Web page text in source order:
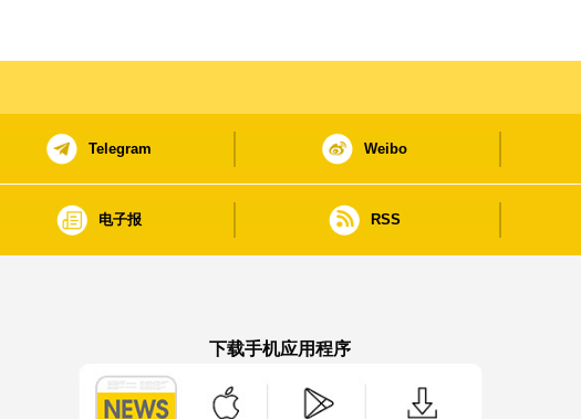
Telegram Weibo
电子报 RSS
下载手机应用程序